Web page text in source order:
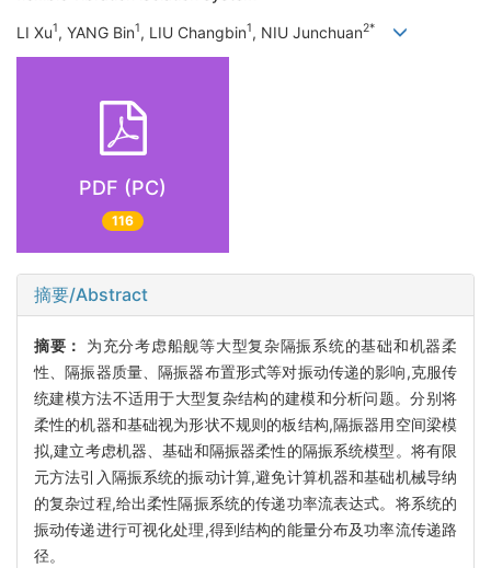
LI Xu1, YANG Bin1, LIU Changbin1, NIU Junchuan2*
PDF (PC)
116
摘要/Abstract
摘要： 为充分考虑船舰等大型复杂隔振系统的基础和机器柔
性、隔振器质量、隔振器布置形式等对振动传递的影响,克服传
统建模方法不适用于大型复杂结构的建模和分析问题。分别将
柔性的机器和基础视为形状不规则的板结构,隔振器用空间梁模
拟,建立考虑机器、基础和隔振器柔性的隔振系统模型。将有限
元方法引入隔振系统的振动计算,避免计算机器和基础机械导纳
的复杂过程,给出柔性隔振系统的传递功率流表达式。将系统的
振动传递进行可视化处理,得到结构的能量分布及功率流传递路
径。